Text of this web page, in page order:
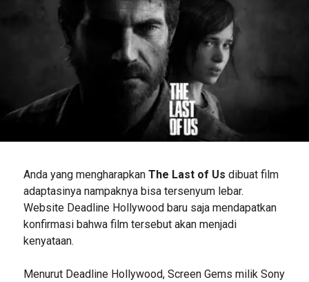
Anda yang mengharapkan The Last of Us dibuat film
adaptasinya nampaknya bisa tersenyum lebar.
Website Deadline Hollywood baru saja mendapatkan
konfirmasi bahwa film tersebut akan menjadi
kenyataan.
Menurut Deadline Hollywood, Screen Gems milik Sony